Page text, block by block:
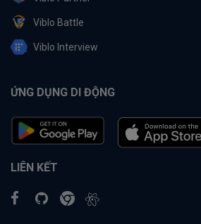
Viblo Battle
Viblo Interview
ỨNG DỤNG DI ĐỘNG
LIÊN KẾT